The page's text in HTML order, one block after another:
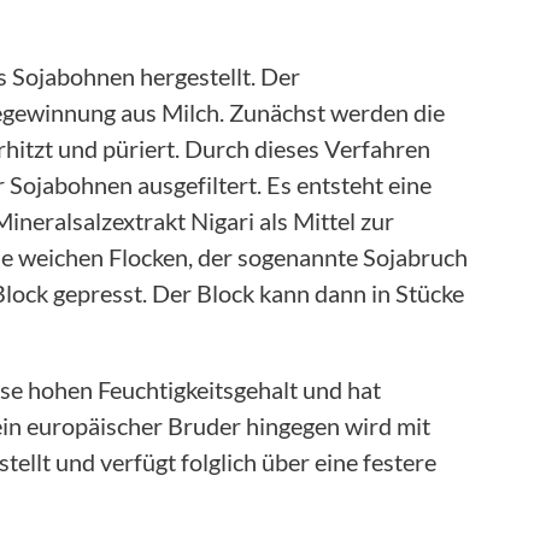
Sojabohnen hergestellt. Der
aus Milch. Zunächst werden die
und püriert. Durch dieses Verfahren
ausgefiltert. Es entsteht eine
Nigari als Mittel zur
Flocken, der sogenannte Sojabruch
gepresst. Der Block kann dann in Stücke
hohen Feuchtigkeitsgehalt und hat
europäischer Bruder hingegen wird mit
und verfügt folglich über eine festere